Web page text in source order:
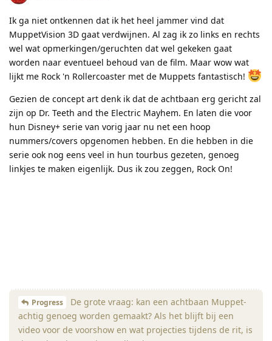
Ik ga niet ontkennen dat ik het heel jammer vind dat
MuppetVision 3D gaat verdwijnen. Al zag ik zo links en rechts
wel wat opmerkingen/geruchten dat wel gekeken gaat
worden naar eventueel behoud van de film. Maar wow wat
lijkt me Rock 'n Rollercoaster met de Muppets fantastisch!
Gezien de concept art denk ik dat de achtbaan erg gericht zal
zijn op Dr. Teeth and the Electric Mayhem. En laten die voor
hun Disney+ serie van vorig jaar nu net een hoop
nummers/covers opgenomen hebben. En die hebben in die
serie ook nog eens veel in hun tourbus gezeten, genoeg
linkjes te maken eigenlijk. Dus ik zou zeggen, Rock On!
Progress
De grote vraag: kan een achtbaan Muppet-
achtig genoeg worden gemaakt? Als het blijft bij een
video voor de voorshow en wat projecties tijdens de rit, is